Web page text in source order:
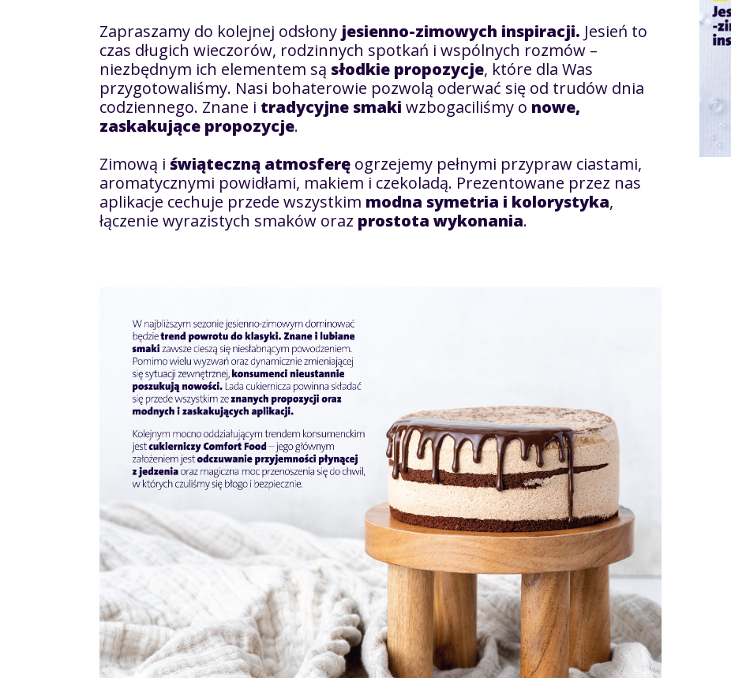
Zapraszamy do kolejnej odsłony jesienno-zimowych inspiracji. Jesień to
czas długich wieczorów, rodzinnych spotkań i wspólnych rozmów –
niezbędnym ich elementem są słodkie propozycje, które dla Was
przygotowaliśmy. Nasi bohaterowie pozwolą oderwać się od trudów dnia
codziennego. Znane i tradycyjne smaki wzbogaciliśmy o nowe,
zaskakujące propozycje.
Zimową i świąteczną atmosferę ogrzejemy pełnymi przypraw ciastami,
aromatycznymi powidłami, makiem i czekoladą. Prezentowane przez nas
aplikacje cechuje przede wszystkim modna symetria i kolorystyka,
łączenie wyrazistych smaków oraz prostota wykonania.